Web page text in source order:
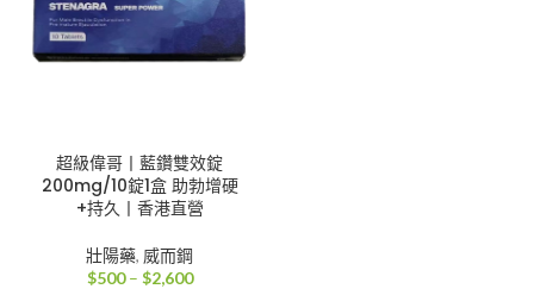
超級偉哥丨藍鑽雙效錠
200mg/10錠1盒 助勃增硬
+持久丨香港直營
壯陽藥, 威而鋼
$500 – $2,600價